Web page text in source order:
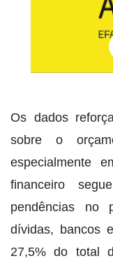
Os dados
sobre o
especialmente
financeiro
pendências no
dívidas, bancos
27,5% do total